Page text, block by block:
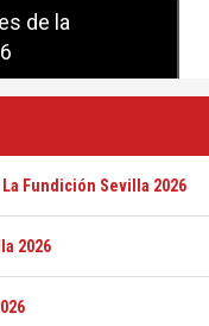
de la
en
Fundición Sevilla 2026
2026